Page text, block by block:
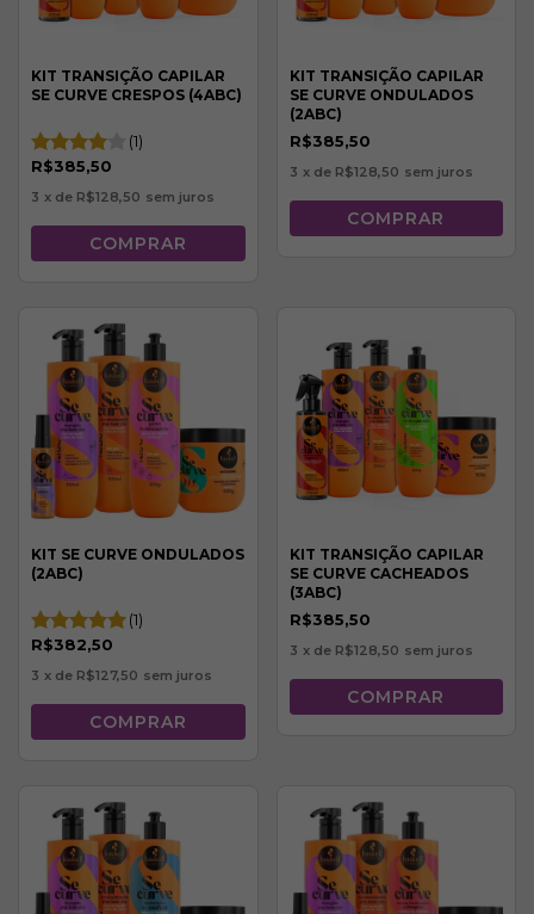
KIT TRANSIÇÃO CAPILAR
SE CURVE CRESPOS (4ABC)
(1)
R$385,50
3 x de R$128,50 sem juros
KIT TRANSIÇÃO CAPILAR
SE CURVE ONDULADOS
(2ABC)
R$385,50
3 x de R$128,50 sem juros
KIT SE CURVE ONDULADOS
(2ABC)
(1)
R$382,50
3 x de R$127,50 sem juros
KIT TRANSIÇÃO CAPILAR
SE CURVE CACHEADOS
(3ABC)
R$385,50
3 x de R$128,50 sem juros